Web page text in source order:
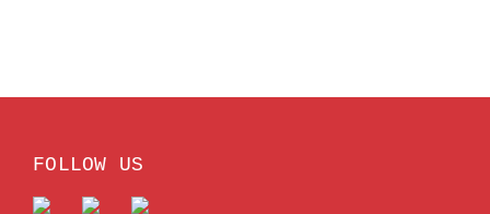
FOLLOW US